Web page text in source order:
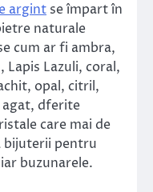
argint se împart în
naturale
cum ar fi ambra,
Lazuli, coral,
opal, citril,
agat, dferite
care mai de
bijuterii pentru
buzunarele.